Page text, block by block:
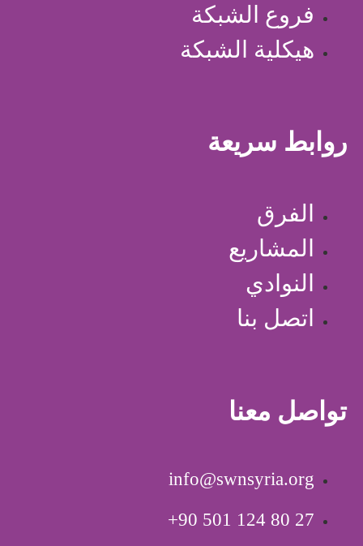
فروع الشبكة
هيكلية الشبكة
روابط سريعة
الفرق
المشاريع
النوادي
اتصل بنا
تواصل معنا
info@swnsyria.org
‎+90 501 124 80 27